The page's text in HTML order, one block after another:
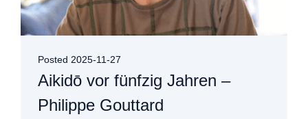
Posted 2025-11-27
Aikidō vor fünfzig Jahren –
Philippe Gouttard